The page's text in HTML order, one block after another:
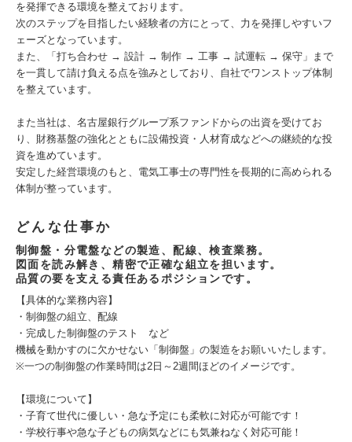
を発揮できる環境を整えております。
次のステップを目指したい経験者の方にとって、力を発揮しやすいフ
ェーズとなっています。
また、「打ち合わせ → 設計 → 制作 → 工事 → 試運転 → 保守」まで
を一貫して請け負える点を強みとしており、自社でワンストップ体制
を整えています。
また当社は、名古屋銀行グループ系ファンドからの出資を受けてお
り、財務基盤の強化とともに設備投資・人材育成などへの継続的な投
資を進めています。
安定した経営環境のもと、電気工事士の専門性を長期的に高められる
体制が整っています。
どんな仕事か
制御盤・分電盤などの製造、配線、検査業務。
図面を読み解き、精密で正確な組立を担います。
品質の要を支える責任あるポジションです。
【具体的な業務内容】
・制御盤の組立、配線
・完成した制御盤のテスト など
機械を動かすのに欠かせない「制御盤」の製造をお願いいたします。
※一つの制御盤の作業時間は2日～2週間ほどのイメージです。
【環境について】
・子育て世代に優しい・急な予定にも柔軟に対応が可能です！
・学校行事や急な子どもの病気などにも気兼ねなく対応可能！